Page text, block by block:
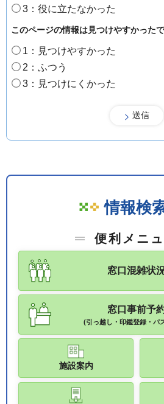
3：役に立たなかった
このページの情報は見つけやすかった
1：見つけやすかった
2：ふつう
3：見つけにくかった
情報検
便利メニ
窓口混雑状
窓口事前予
(引っ越し・印鑑登録・パ
施設案内